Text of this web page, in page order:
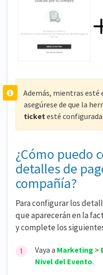
Además, mientras esté
asegúrese de que la
ticketesté
¿Cómo puedo
detalles de
compañía?
Para configurar los
que aparecerán en la
y complete los
Vaya a Marketing >
Nivel del Evento.